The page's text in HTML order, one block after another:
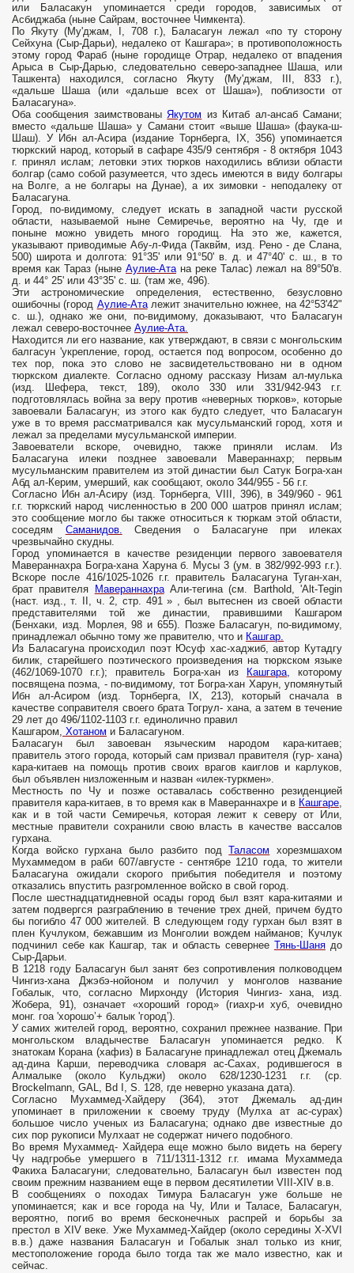
или Баласакун упоминается среди городов, зависимых от
Асбиджаба (ныне Сайрам, восточнее Чимкента).
По Якуту (Му'джам, I, 708 г.), Баласагун лежал «по ту сторону
Сейхуна (Сыр-Дарьи), недалеко от Кашгара»; в противоположность
этому город Фараб (ныне городище Отрар, недалеко от впадения
Арыса в Сыр-Дарью, следовательно северо-западнее Шаша, или
Ташкента) находился, согласно Якуту (Му'джам, III, 833 г.),
«дальше Шаша (или «дальше всех от Шаша»), поблизости от
Баласагуна».
Оба сообщения заимствованыЯкутом из Китаб ал-ансаб Самани;
вместо «дальше Шаша» у Самани стоит «выше Шаша» (фаука-ш-
Шаш). У Ибн ал-Асира (издание Торнберга, IX, 356) упоминается
тюркский народ, который в сафаре 435/9 сентября - 8 октября 1043
г. принял ислам; летовки этих тюрков находились вблизи области
болгар (само собой разумеется, что здесь имеются в виду болгары
на Волге, а не болгары на Дунае), а их зимовки - неподалеку от
Баласагуна.
Город, по-видимому, следует искать в западной части русской
области, называемой ныне Семиречье, вероятно на Чу, где и
поныне можно увидеть много городищ. На это же, кажется,
указывают приводимые Абу-л-Фида (Таквйм, изд. Рено - де Слана,
500) широта и долгота: 91°35' или 91°50' в. д. и 47°40' с. ш., в то
время как Тараз (ныне Аулие-Атана реке Талас) лежал на 89°50'в.
д. и 44° 25' или 43°35' с. ш. (там же, 496).
Эти астрономические определения, естественно, безусловно
ошибочны (город Аулие-Аталежит значительно южнее, на 42°53'42"
с. ш.), однако же они, по-видимому, доказывают, что Баласагун
лежал северо-восточнее Аулие-Ата.
Находится ли его название, как утверждают, в связи с монгольским
балгасун 'укрепление, город, остается под вопросом, особенно до
тех пор, пока это слово не засвидетельствовано ни в одном
тюркском диалекте. Согласно одному рассказу Низам ал-мулька
(изд. Шефера, текст, 189), около 330 или 331/942-943 г.г.
подготовлялась война за веру против «неверных тюрков», которые
завоевали Баласагун; из этого как будто следует, что Баласагун
уже в то время рассматривался как мусульманский город, хотя и
лежал за пределами мусульманской империи.
Завоеватели вскоре, очевидно, также приняли ислам. Из
Баласагуна илеки позднее завоевали Мавераннахр; первым
мусульманским правителем из этой династии был Сатук Богра-хан
Абд ал-Керим, умерший, как сообщают, около 344/955 - 56 г.г.
Согласно Ибн ал-Асиру (изд. Торнберга, VIII, 396), в 349/960 - 961
г.г. тюркский народ численностью в 200 000 шатров при­нял ислам;
это сообщение могло бы также относиться к тюркам этой области,
соседям Саманидов. Сведения о Баласагуне при илеках
чрезвычайно скудны.
Город упоминается в качестве резиденции первого завоевателя
Мавераннахра Богра-хана Харуна б. Мусы 3 (ум. в 382/992-993 г.г.).
Вскоре после 416/1025-1026 г.г. правитель Баласагуна Туган-хан,
брат правителя
МавераннахраАли-тегина (см. Barthold, 'Alt-Tegin
(наст. изд., т. II, ч. 2, стр. 491 » , был вытеснен из своей области
представителями той же династии, правившими Кашгаром
(Бенхаки, изд. Морлея, 98 и 655). Позже Баласагун, по-видимому,
принадлежал обычно тому же правителю, что и Кашгар.
Из Баласагуна происходил поэт Юсуф хас-хаджиб, автор Кутадгу
билик, старейшего поэтического произведения на тюркском языке
(462/1069-1070 г.г.); правитель Богра-хан из
Кашгара, которому
посвящена поэма, - по-видимому, тот Богра-хан Харун, упомянутый
Ибн ал-Асиром (изд. Торнберга, IX, 213), который сначала в
качестве соправителя своего брата Тогрул- хана, а затем в течение
29 лет до 496/1102-1103 г.г. единолично правил
Каш­гаром, Хотаном и Баласагуном.
Баласагун был завоеван языческим народом кара-китаев;
правитель этого города, который сам призвал правителя (гур- хана)
кара-китаев на помощь против своих врагов каиглов и карлуков,
был объявлен низложенным и назван «илек-туркмен».
Местность по Чу и позже оставалась собственно резиденцией
правителя кара-китаев, в то время как в Мавераннахре и в Кашгаре,
как и в той части Семиречья, которая лежит к северу от Или,
местные правители сохранили свою власть в качестве вассалов
гурхана.
Когда войско гурхана было разбито подТаласом хорезмшахом
Мухаммедом в раби 607/августе - сентябре 1210 года, то жители
Баласагуна ожидали скорого прибытия победителя и поэтому
отказались впустить разгромленное войско в свой город.
После шестнадцатидневной осады город был взят кара-китаями и
затем подвергся разграблению в течение трех дней, причем будто
бы погибло 47 000 жителей. В следующем году гурхан был взят в
плен Кучлуком, бежавшим из Монголии вождем найманов; Кучлук
подчинил себе как Кашгар, так и область севернее Тянь-Шанядо
Сыр-Дарьи.
В 1218 году Баласагун был занят без сопротивления полководцем
Чингиз-хана Джэбэ-нойоном и получил у монголов название
Гобалык, что, согласно Мирхонду (История Чингиз- хана, изд.
Жобера, 91), означает «хороший город» (гиахр-и хуб, очевидно
монг. гоа 'хорошо’+ балык 'город’).
У самих жителей город, вероятно, сохранил прежнее название. При
монгольском владычестве Баласагун упоминается редко. К
знатокам Корана (хафиз) в Баласагуне принадлежал отец Джемаль
ад-дина Карши, переводчика словаря ас-Сахах, родившегося в
Алмалыке (около Кульджи) около 628/1230-1231 г.г. (ср.
Brockelmann, GAL, Bd I, S. 128, где неверно указана дата).
Согласно Мухаммед-Хайдеру (364), этот Джемаль ад-дин
упоминает в приложении к своему труду (Мулха ат ас-сурах)
большое число ученых из Баласагуна; однако две известные до
сих пор рукописи Мулхаат не содержат ничего подобного.
Во время Мухаммед- Хайдера еще можно было видеть на берегу
Чу надгробье умершего в 711/1311-1312 г.г. имама Мухаммеда
Факиха Баласагуни; следовательно, Баласагун был известен под
своим прежним названием еще в первом десятилетии VIII-XIV в.в.
В сообщениях о походах Тимура Баласагун уже больше не
упоминается; как и все города на Чу, Или и Таласе, Баласагун,
вероятно, погиб во время бесконечных распрей и борьбы за
престол в XIV веке. Уже Мухаммед-Хайдер (около середины X-XVI
в.в.) даже названия Баласагун и Гобалык знал только из книг,
местоположение города было тогда так же мало известно, как и
сейчас.